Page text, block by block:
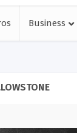
Business